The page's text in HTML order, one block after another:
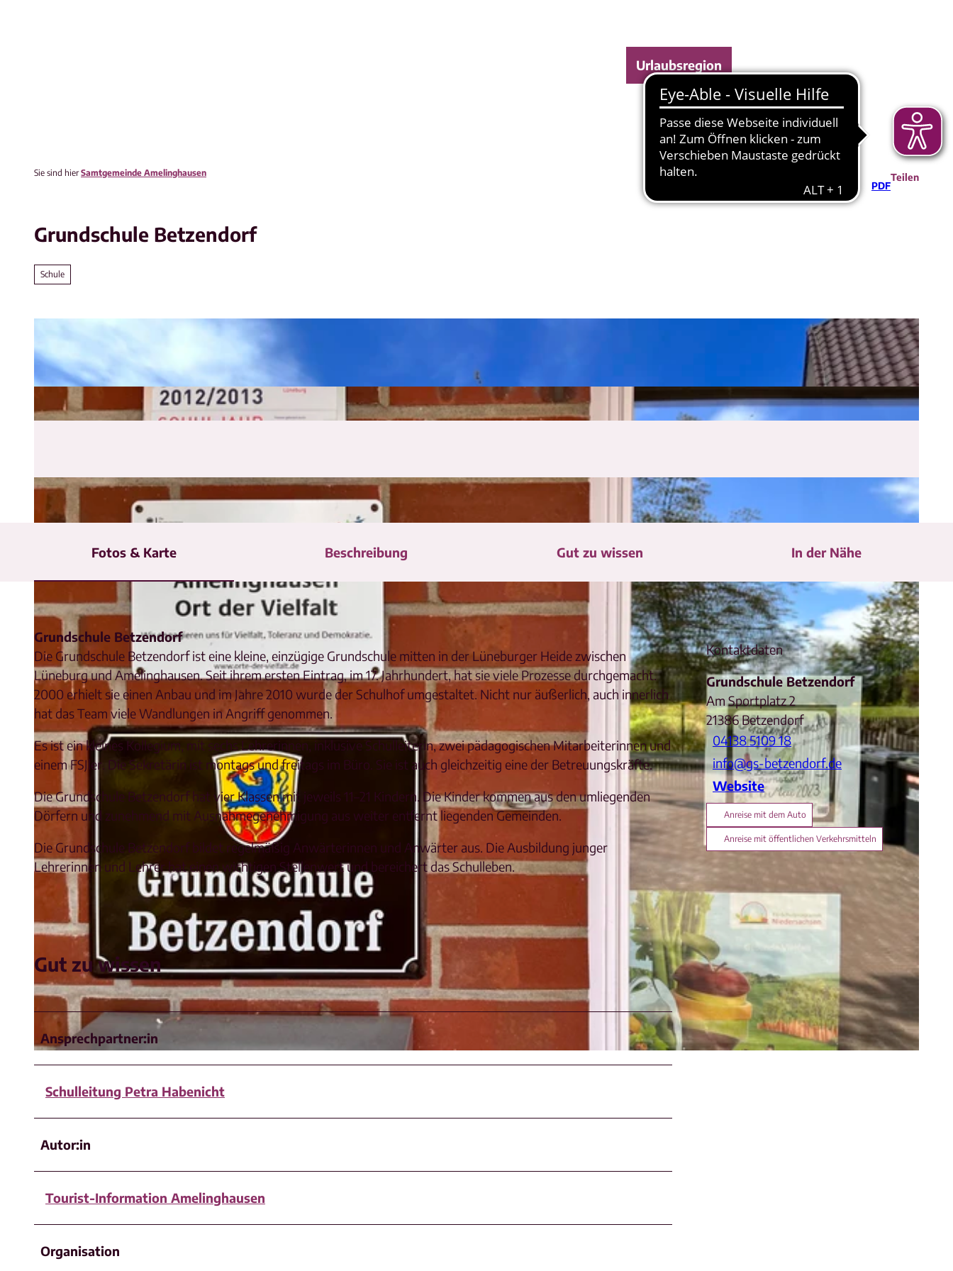
SucheUrlaubsregion
Sie sind hierSamtgemeinde Amelinghausen
PDF
Teilen
Grundschule Betzendorf
Schule
© SG Amelinghausen | CC-BY-NC-SA
Fotos & Karte Beschreibung Gut zu wissen In der Nähe
Grundschule Betzendorf
Die Grundschule Betzendorf ist eine kleine, einzügige Grundschule mitten in der Lüneburger Heide zwischen
Lüneburg und Amelinghausen. Seit ihrem ersten Eintrag, im 17. Jahrhundert, hat sie viele Prozesse durchgemacht.
2000 erhielt sie einen Anbau und im Jahre 2010 wurde der Schulhof umgestaltet. Nicht nur äußerlich, auch innerlich
hat das Team viele Wandlungen in Angriff genommen.
Es ist ein kleines Kollegium, mit sechs Lehrerinnen, inklusive Schulleiterin, zwei pädagogischen Mitarbeiterinnen und
einem FSJler. Die Sekretärin ist montags und freitags im Büro. Sie ist auch gleichzeitig eine der Betreuungskräfte.
Die Grundschule Betzendorf hat vier Klassen mit jeweils 11–21 Kindern. Die Kinder kommen aus den umliegenden
Dörfern und zunehmend mit Ausnahmegenehmigung aus weiter entfernt liegenden Gemeinden.
Die Grundschule Betzendorf bildet regelmäßig Anwärterinnen und Anwärter aus. Die Ausbildung junger
Lehrerinnen und Lehrer hat einen wichtigen Stellenwert und bereichert das Schulleben.
Gut zu wissen
Ansprechpartner:in
Schulleitung Petra Habenicht
Autor:in
Tourist-Information Amelinghausen
Organisation
Kontaktdaten
Grundschule Betzendorf
Am Sportplatz 2
21386Betzendorf
04138 5109 18
info@gs-betzendorf.de
Website
Anreise mit dem Auto
Anreise mit öffentlichen Verkehrsmitteln